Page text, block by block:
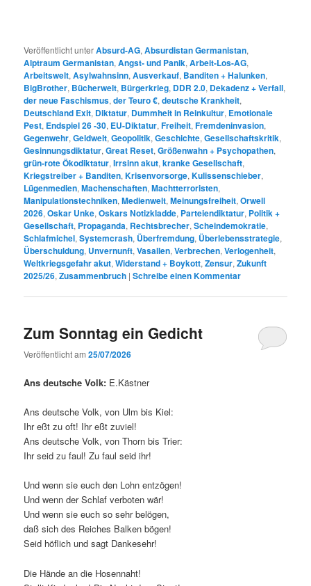
Veröffentlicht unterAbsurd-AG,Absurdistan Germanistan,
Alptraum Germanistan,Angst- und Panik,Arbeit-Los-AG,
Arbeitswelt,Asylwahnsinn,Ausverkauf, Banditen + Halunken,
BigBrother, Bücherwelt, Bürgerkrieg, DDR 2.0, Dekadenz + Verfall,
der neue Faschismus,der Teuro €,deutsche Krankheit,
Deutschland Exit, Diktatur, Dummheit in Reinkultur, Emotionale
Pest, Endspiel 26 -30, EU-Diktatur,Freiheit,Fremdeninvasion,
Gegenwehr,Geldwelt,Geopolitik,Geschichte,Gesellschaftskritik,
Gesinnungsdiktatur,Great Reset,Größenwahn + Psychopathen,
grün-rote Ökodiktatur,Irrsinn akut,kranke Gesellschaft,
Kriegstreiber + Banditen,Krisenvorsorge,Kulissenschieber,
Lügenmedien,Machenschaften,Machtterroristen,
Manipulationstechniken,Medienwelt,Meinungsfreiheit,Orwell
2026,Oskar Unke,Oskars Notizkladde, Parteiendiktatur, Politik +
Gesellschaft, Propaganda, Rechtsbrecher,Scheindemokratie,
Schlafmichel,Systemcrash, Überfremdung, Überlebensstrategie,
Überschuldung, Unvernunft,Vasallen,Verbrechen,Verlogenheit,
Weltkriegsgefahr akut,Widerstand + Boykott,Zensur,Zukunft
2025/26,Zusammenbruch |Schreibe einen Kommentar
Zum Sonntag ein Gedicht
Veröffentlicht am25/07/2026
Ans deutsche Volk: E.Kästner
Ans deutsche Volk, von Ulm bis Kiel:
Ihr eßt zu oft! Ihr eßt zuviel!
Ans deutsche Volk, von Thorn bis Trier:
Ihr seid zu faul! Zu faul seid ihr!
Und wenn sie euch den Lohn entzögen!
Und wenn der Schlaf verboten wär!
Und wenn sie euch so sehr belögen,
daß sich des Reiches Balken bögen!
Seid höflich und sagt Dankesehr!
Die Hände an die Hosennaht!